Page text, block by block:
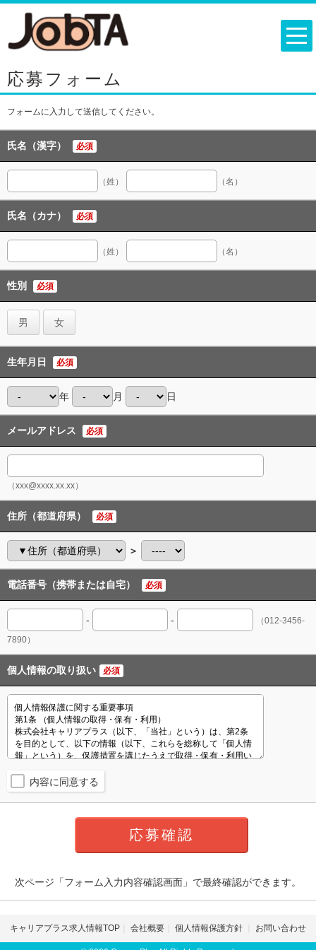
応募フォーム
フォームに入力して送信してください。
氏名（漢字） 必須
（姓） （名）
氏名（カナ） 必須
（姓） （名）
性別 必須
男 女
生年月日 必須
年 月 日
メールアドレス 必須
（xxx@xxxx.xx.xx）
住所（都道府県） 必須
＞
電話番号（携帯または自宅） 必須
- -
（012-3456-
7890）
個人情報の取り扱い 必須
内容に同意する
次ページ「フォーム入力内容確認画面」で最終確認ができます。
キャリアプラス求人情報TOP 会社概要 個人情報保護方針 お問い合わせ